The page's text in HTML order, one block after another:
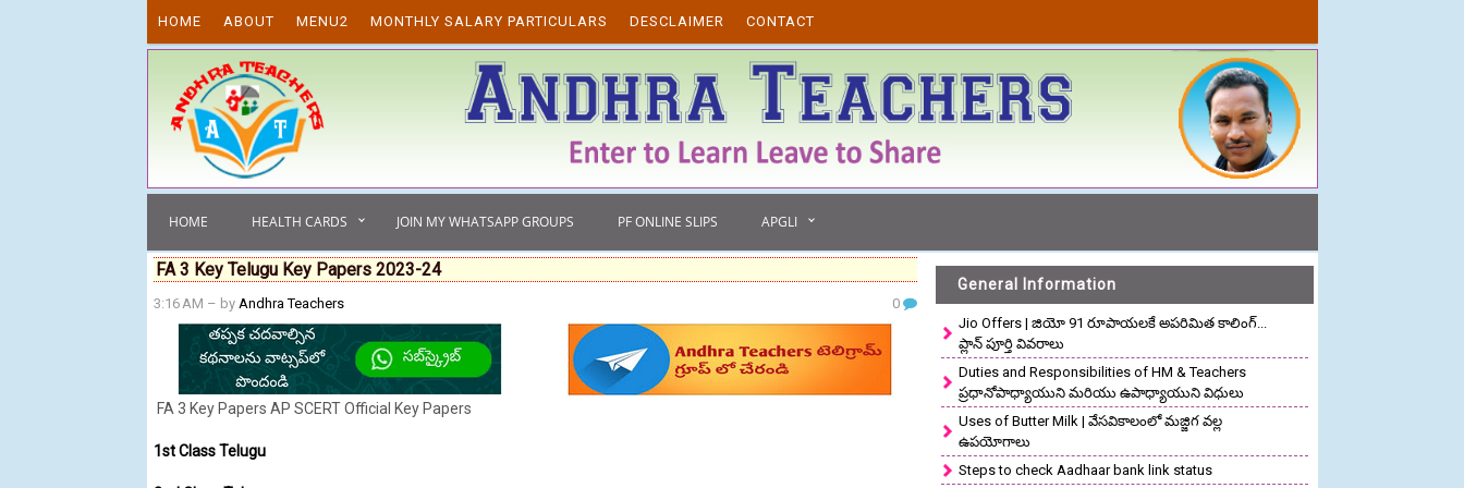
HOME ABOUT MENU2 MONTHLY SALARY PARTICULARS DESCLAIMER CONTACT
HOME HEALTH CARDS JOIN MY WHATSAPP GROUPS PF ONLINE SLIPS APGLI
FA 3 Key Telugu Key Papers 2023-24
3:16 AM – by Andhra Teachers 0
FA 3 Key Papers AP SCERT Official Key Papers
1st Class Telugu
General Information
Jio Offers | జియో 91 రూపాయలకే అపరిమిత కాలింగ్...
ప్లాన్ పూర్తి వివరాలు
Duties and Responsibilities of HM & Teachers
ప్రధానోపాధ్యాయుని మరియు ఉపాధ్యాయుని విధులు
Uses of Butter Milk | వేసవికాలంలో మజ్జిగ వల్ల
ఉపయోగాలు
Steps to check Aadhaar bank link status